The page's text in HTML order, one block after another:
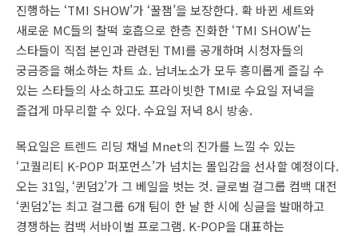
진행하는 ‘TMI SHOW’가 ‘꿀잼’을 보장한다. 확 바뀐 세트와
새로운 MC들의 찰떡 호흡으로 한층 진화한 ‘TMI SHOW’는
스타들이 직접 본인과 관련된 TMI를 공개하며 시청자들의
궁금증을 해소하는 차트 쇼. 남녀노소가 모두 흥미롭게 즐길 수
있는 스타들의 사소하고도 프라이빗한 TMI로 수요일 저녁을
즐겁게 마무리할 수 있다. 수요일 저녁 8시 방송.
목요일은 트렌드 리딩 채널 Mnet의 진가를 느낄 수 있는
‘고퀄리티 K-POP 퍼포먼스’가 넘치는 몰입감을 선사할 예정이다.
오는 31일, ‘퀸덤2’가 그 베일을 벗는 것. 글로벌 걸그룹 컴백 대전
‘퀸덤2’는 최고 걸그룹 6개 팀이 한 날 한 시에 싱글을 발매하고
경쟁하는 컴백 서바이벌 프로그램. K-POP을 대표하는